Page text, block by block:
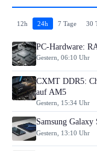
12h 24h 7 Tage 30
PC-Hardware:
Gestern, 06:10 Uhr
CXMT DDR5:
auf AM5
Gestern, 15:34 Uhr
Samsung
Gestern, 13:10 Uhr